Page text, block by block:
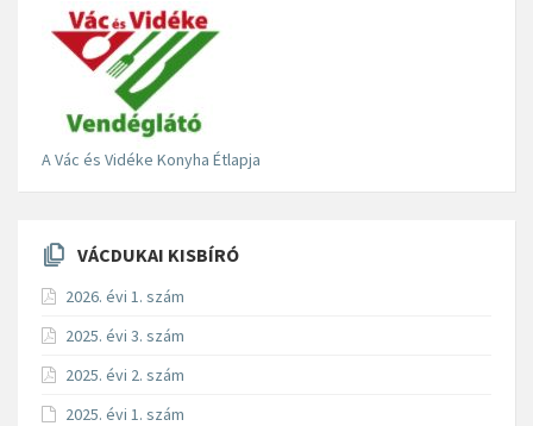
A Vác és Vidéke Konyha Étlapja
VÁCDUKAI KISBÍRÓ
2026. évi 1. szám
2025. évi 3. szám
2025. évi 2. szám
2025. évi 1. szám